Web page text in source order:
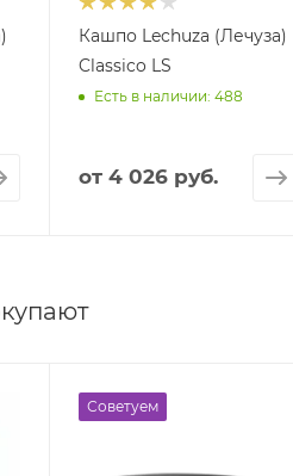
Кашпо Lechuza (Лечуза)
Classico LS
Есть в наличии: 488
от 4 026 руб.
Советуем